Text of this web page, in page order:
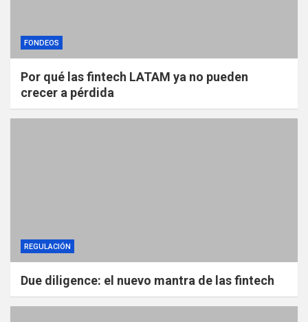
FONDEOS
Por qué las fintech LATAM ya no pueden
crecer a pérdida
REGULACIÓN
Due diligence: el nuevo mantra de las fintech